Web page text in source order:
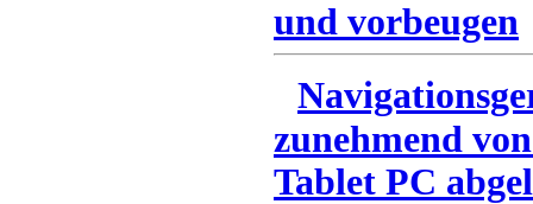
und vorbeugen
zunehmend
Tablet PC